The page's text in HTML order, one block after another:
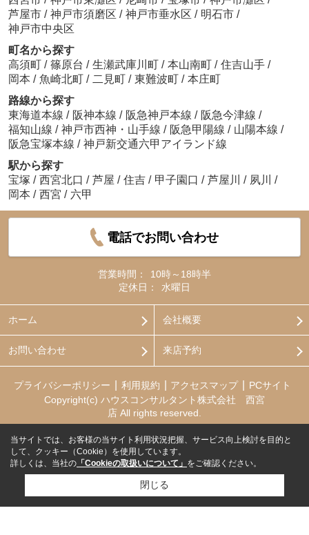
芦屋市 / 神戸市須磨区 / 神戸市垂水区 / 明石市 /
神戸市中央区
町名から探す
高須町 / 篠原台 / 生瀬武庫川町 / 本山南町 / 住吉山手 /
岡本 / 魚崎北町 / 二見町 / 東難波町 / 本庄町
路線から探す
東海道本線 / 阪神本線 / 阪急神戸本線 / 阪急今津線 /
福知山線 / 神戸市西神・山手線 / 阪急甲陽線 / 山陽本線 /
阪急宝塚本線 / 神戸新交通六甲アイランド線
駅から探す
宝塚 / 西宮北口 / 芦屋 / 住吉 / 甲子園口 / 芦屋川 / 夙川
/
岡本 / 西宮 / 六甲
電話でお問い合わせ
営業時間：
10時～18時半
定休日：
水曜日
ホーム 会社概要
お問い合わせ 来店予約
プライバシーポリシー 利用規約 アクセスマップ
PCサイト
Copyright(c) ハウスコンサルタント株式会社 西宮
店 All rights reserved.
当サイトでは、お客様の当サイト利用状況把握、サービス向上検討を目的と
して、クッキー（Cookie）を使用しています。
詳しくは、当社の 「Cookieの取扱いについて」 をご確認ください。
閉じる